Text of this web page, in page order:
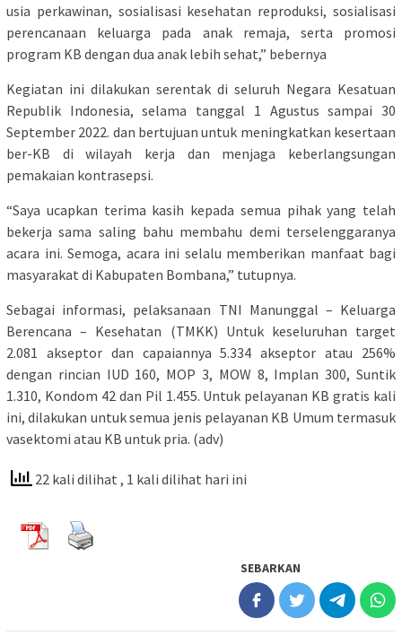
usia perkawinan, sosialisasi kesehatan reproduksi, sosialisasi
perencanaan keluarga pada anak remaja, serta promosi
program KB dengan dua anak lebih sehat,” bebernya
Kegiatan ini dilakukan serentak di seluruh Negara Kesatuan
Republik Indonesia, selama tanggal 1 Agustus sampai 30
September 2022. dan bertujuan untuk meningkatkan kesertaan
ber-KB di wilayah kerja dan menjaga keberlangsungan
pemakaian kontrasepsi.
“Saya ucapkan terima kasih kepada semua pihak yang telah
bekerja sama saling bahu membahu demi terselenggaranya
acara ini. Semoga, acara ini selalu memberikan manfaat bagi
masyarakat di Kabupaten Bombana,” tutupnya.
Sebagai informasi, pelaksanaan TNI Manunggal – Keluarga
Berencana – Kesehatan (TMKK) Untuk keseluruhan target
2.081 akseptor dan capaiannya 5.334 akseptor atau 256%
dengan rincian IUD 160, MOP 3, MOW 8, Implan 300, Suntik
1.310, Kondom 42 dan Pil 1.455. Untuk pelayanan KB gratis kali
ini, dilakukan untuk semua jenis pelayanan KB Umum termasuk
vasektomi atau KB untuk pria. (adv)
22 kali dilihat , 1 kali dilihat hari ini
SEBARKAN